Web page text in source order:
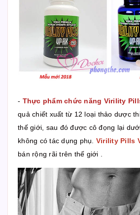
- Thực phẩm chức năng Virility
quả chiết xuất từ 12 loại thảo dược
thế giới, sau đó được cô đọng lại
không có tác dụng phụ. Virility Pills
bán rộng rãi trên thế giới .